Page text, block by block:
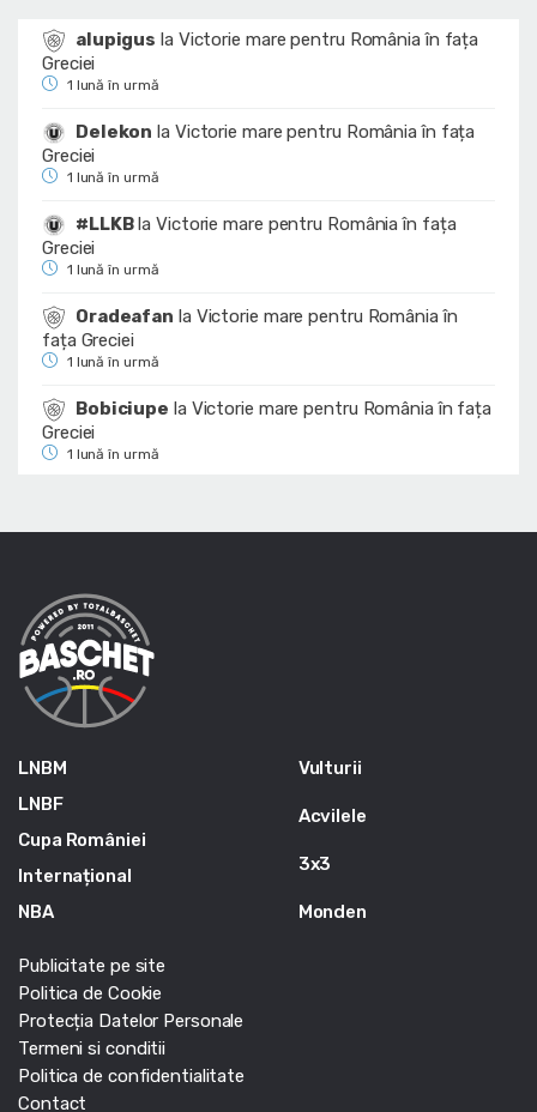
alupigus la Victorie mare pentru România în fața
Greciei
1 lună în urmă
Delekon la Victorie mare pentru România în fața
Greciei
1 lună în urmă
#LLKBlaVictorie mare pentru România în fața
Greciei
1 lună în urmă
Oradeafan la Victorie mare pentru România în
fața Greciei
1 lună în urmă
Bobiciupe la Victorie mare pentru România în fața
Greciei
1 lună în urmă
LNBM
LNBF
Cupa României
Internațional
NBA
Vulturii
Acvilele
3x3
Monden
Publicitate pe site
Politica de Cookie
Protecția Datelor Personale
Termeni si conditii
Politica de confidentialitate
Contact